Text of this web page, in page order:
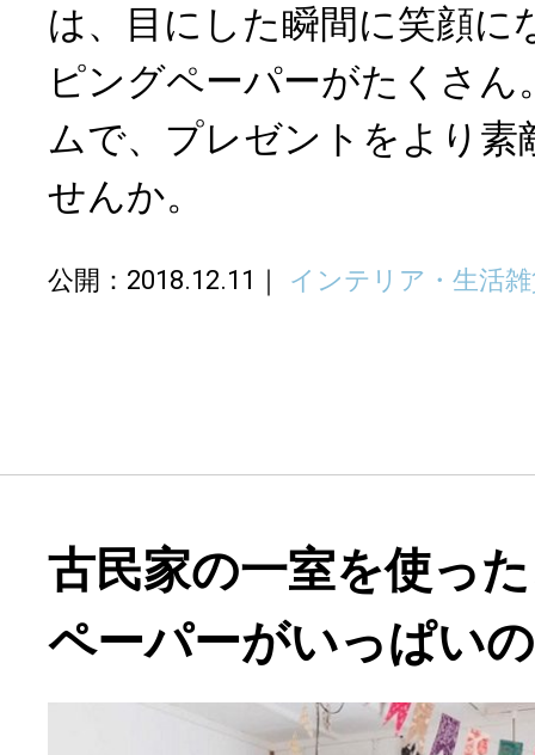
は、目にした瞬間に笑顔に
ピングペーパーがたくさ
ムで、プレゼントをより
せんか。
公開：2018.12.11 インテリア・生活
古民家の一室を使っ
ペーパーがいっぱい